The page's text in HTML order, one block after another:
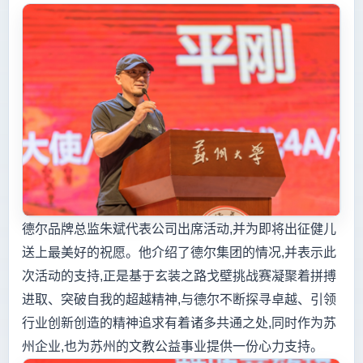
德尔品牌总监朱斌代表公司出席活动,并为即将出征健儿
送上最美好的祝愿。他介绍了德尔集团的情况,并表示此
次活动的支持,正是基于玄装之路戈壁挑战赛凝聚着拼搏
进取、突破自我的超越精神,与德尔不断探寻卓越、引领
行业创新创造的精神追求有着诸多共通之处,同时作为苏
州企业,也为苏州的文教公益事业提供一份心力支持。